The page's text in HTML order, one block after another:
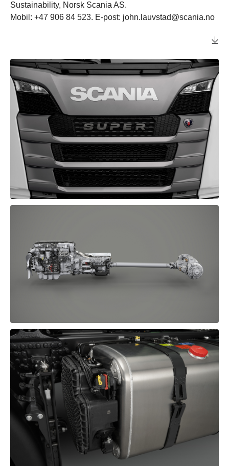
Sustainability, Norsk Scania AS.
Mobil: +47 906 84 523. E-post: john.lauvstad@scania.no